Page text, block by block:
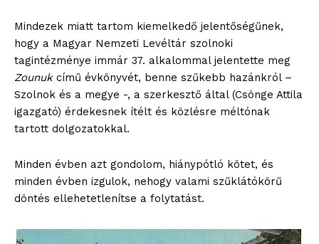
Mindezek miatt tartom kiemelkedő jelentőségűnek,
hogy a Magyar Nemzeti Levéltár szolnoki
tagintézménye immár 37. alkalommal jelentette meg
Zounukcímű évkönyvét, benne szűkebb hazánkról –
Szolnok és a megye -, a szerkesztő által (Csönge Attila
igazgató) érdekesnek ítélt és közlésre méltónak
tartott dolgozatokkal.
Minden évben azt gondolom, hiánypótló kötet, és
minden évben izgulok, nehogy valami szűklátókörű
döntés ellehetetlenítse a folytatást.